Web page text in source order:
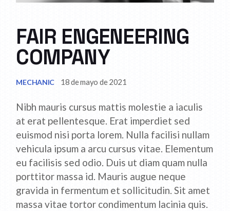
FAIR ENGENEERING
COMPANY
MECHANIC 18 de mayo de 2021
Nibh mauris cursus mattis molestie a iaculis
at erat pellentesque. Erat imperdiet sed
euismod nisi porta lorem. Nulla facilisi nullam
vehicula ipsum a arcu cursus vitae. Elementum
eu facilisis sed odio. Duis ut diam quam nulla
porttitor massa id. Mauris augue neque
gravida in fermentum et sollicitudin. Sit amet
massa vitae tortor condimentum lacinia quis.